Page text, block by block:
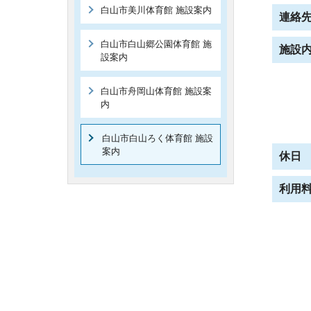
連絡
施設
休日
利用
白山市美川体育館 施設案内
白山市白山郷公園体育館 施
設案内
白山市舟岡山体育館 施設案
内
白山市白山ろく体育館 施設
案内